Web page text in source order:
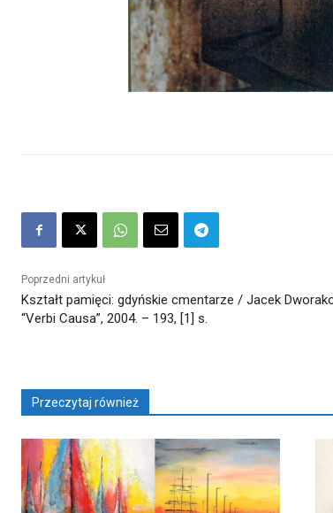
Poprzedni artykuł
Kształt pamięci: gdyńskie cmentarze / Jacek
“Verbi Causa”, 2004. – 193, [1] s.
Przeczytaj również